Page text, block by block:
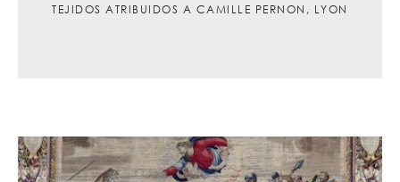
TEJIDOS ATRIBUIDOS A CAMILLE PERNON, LYON